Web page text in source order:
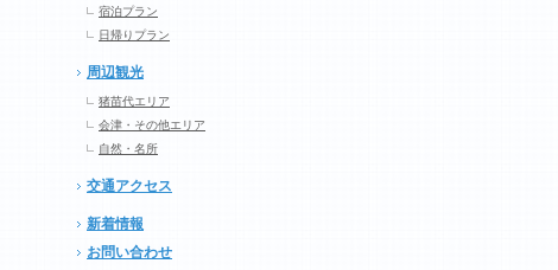
宿泊プラン
日帰りプラン
周辺観光
猪苗代エリア
会津・その他エリア
自然・名所
交通アクセス
新着情報
お問い合わせ